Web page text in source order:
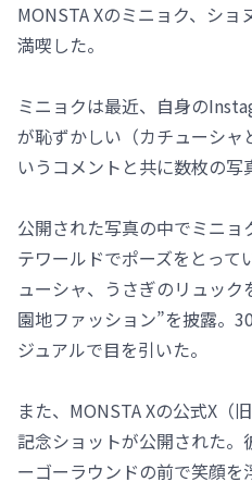
MONSTA Xのミニョク、シ
満喫した。
ミニョクは最近、自身の
が恥ずかしい（カチューシャ
いうコメントと共に数枚の写
公開された写真の中でミニ
テワールドでポーズをとって
ューシャ、うさぎのリュッ
園地ファッション”を披露。
ジュアルで目を引いた。
また、MONSTA Xの公式X
記念ショットが公開された。
ーゴーラウンドの前で笑顔